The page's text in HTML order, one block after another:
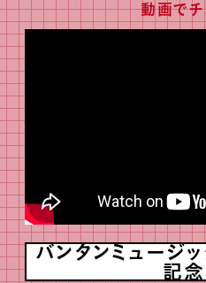
動画でチ
バンタンミュージ
記